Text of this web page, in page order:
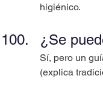
higiénico.
¿Se
Sí, pero un
(explica